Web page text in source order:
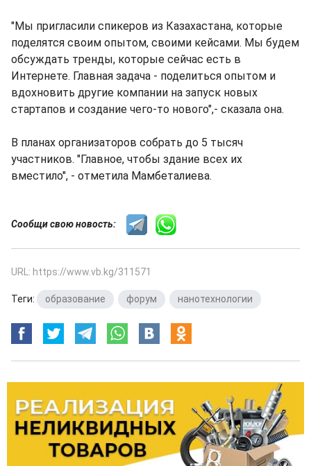
"Мы пригласили спикеров из Казахастана, которые
поделятся своим опытом, своими кейсами. Мы будем
обсуждать тренды, которые сейчас есть в
Интернете. Главная задача - поделиться опытом и
вдохновить другие компании на запуск новых
стартапов и создание чего-то нового",- сказала она.
В планах организаторов собрать до 5 тысяч
участников. "Главное, чтобы здание всех их
вместило", - отметила Мамбеталиева.
Сообщи свою новость:
URL: https://www.vb.kg/311571
Теги: образование форум нанотехнологии